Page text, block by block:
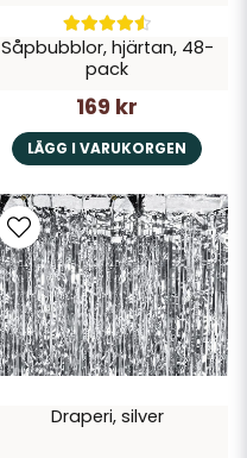
Såpbubblor, hjärtan, 48-
pack
169 kr
LÄGG I VARUKORGEN
Draperi, silver